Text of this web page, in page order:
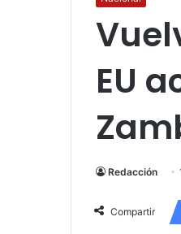
EU
Redacción
Compartir